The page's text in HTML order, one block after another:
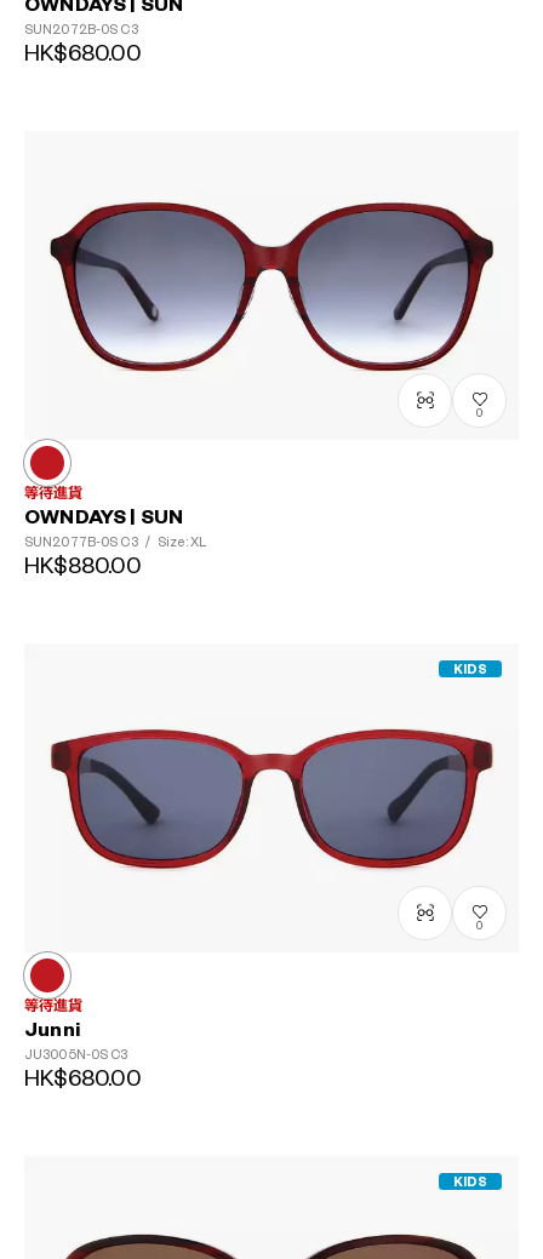
OWNDAYS | SUN
SUN2072B-0S C3
HK$680.00
0
等待進貨
OWNDAYS | SUN
SUN2077B-0S C3 / Size: XL
HK$880.00
KIDS
0
等待進貨
Junni
JU3005N-0S C3
HK$680.00
KIDS